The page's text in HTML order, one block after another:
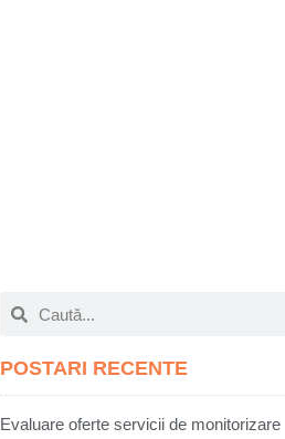
POSTARI RECENTE
Evaluare oferte servicii de monitorizare